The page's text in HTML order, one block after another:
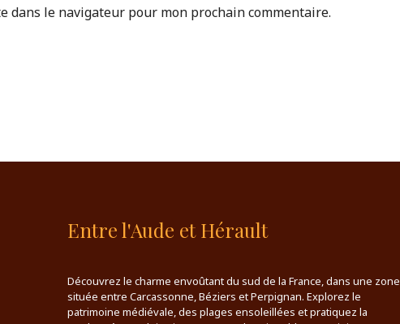
dans le navigateur pour mon prochain commentaire.
Entre l'Aude et Hérault
Découvrez le charme envoûtant du sud de la France, dans une zone
située entre Carcassonne, Béziers et Perpignan. Explorez le
patrimoine médiévale, des plages ensoleillées et pratiquez la